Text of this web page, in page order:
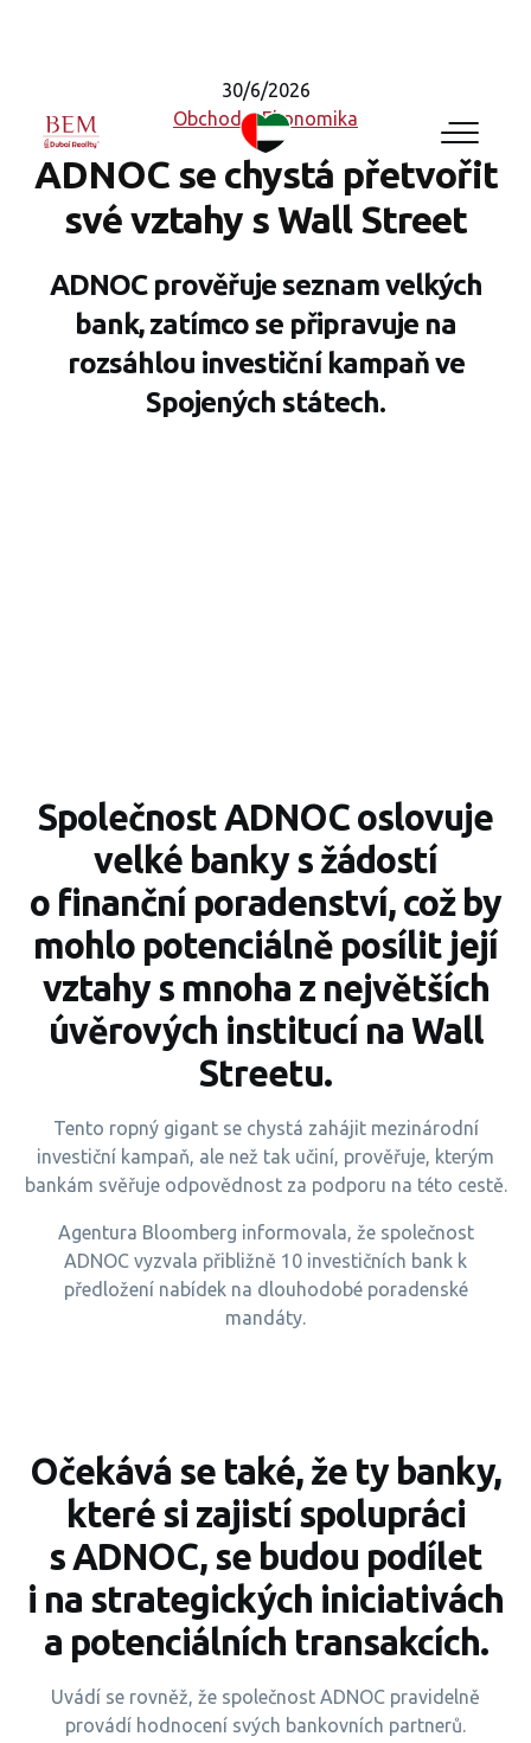
Obchod a Ekonomika
30/6/2026
ADNOC se chystá přetvořit
své vztahy s Wall Street
ADNOC prověřuje seznam velkých
bank, zatímco se připravuje na
rozsáhlou investiční kampaň ve
Spojených státech.
Společnost ADNOC oslovuje
velké banky s žádostí
o finanční poradenství, což by
mohlo potenciálně posílit její
vztahy s mnoha z největších
úvěrových institucí na Wall
Streetu.
Tento ropný gigant se chystá zahájit mezinárodní
investiční kampaň, ale než tak učiní, prověřuje, kterým
bankám svěřuje odpovědnost za podporu na této cestě.
Agentura Bloomberg informovala, že společnost
ADNOC vyzvala přibližně 10 investičních bank k
předložení nabídek na dlouhodobé poradenské
mandáty.
Očekává se také, že ty banky,
které si zajistí spolupráci
s ADNOC, se budou podílet
i na strategických iniciativách
a potenciálních transakcích.
Uvádí se rovněž, že společnost ADNOC pravidelně
provádí hodnocení svých bankovních partnerů.